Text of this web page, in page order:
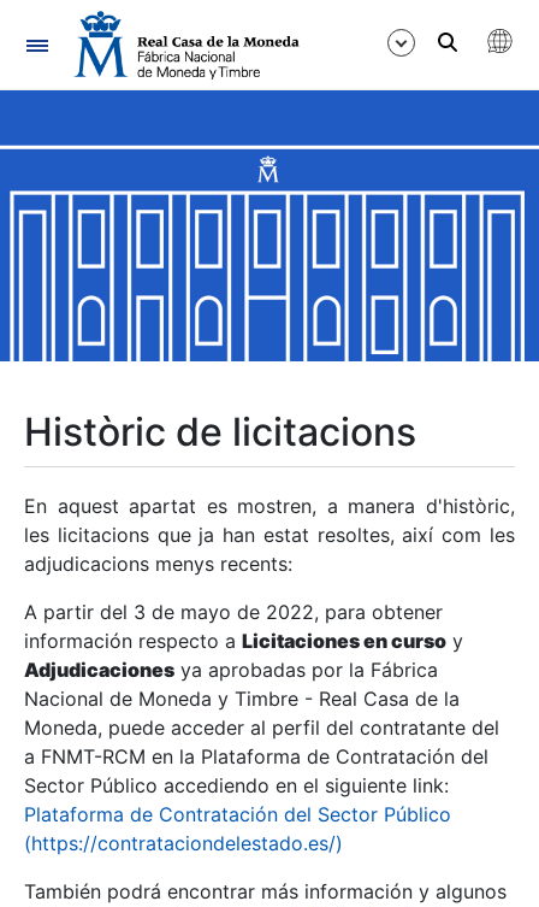
Navegació
Mostra/Amaga
Mostra/Amaga
Mostra/Amaga
Mostra/Amaga
Mostra/Amaga
Històric de licitacions
En aquest apartat es mostren, a manera d'històric,
les licitacions que ja han estat resoltes, així com les
adjudicacions menys recents:
A partir del 3 de mayo de 2022, para obtener
información respecto a Licitaciones en curso y
Adjudicaciones ya aprobadas por la Fábrica
Nacional de Moneda y Timbre - Real Casa de la
Moneda, puede acceder al perfil del contratante del
a FNMT-RCM en la Plataforma de Contratación del
Sector Público accediendo en el siguiente link:
Plataforma de Contratación del Sector Público
(https://contrataciondelestado.es/)
También podrá encontrar más información y algunos